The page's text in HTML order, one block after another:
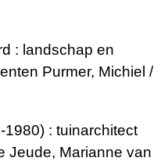
: landschap en
Purmer, Michiel /
: tuinarchitect
Jeude, Marianne van